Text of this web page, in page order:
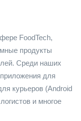
FoodTech,
продукты
Среди наших
для
курьеров (Android
и многое